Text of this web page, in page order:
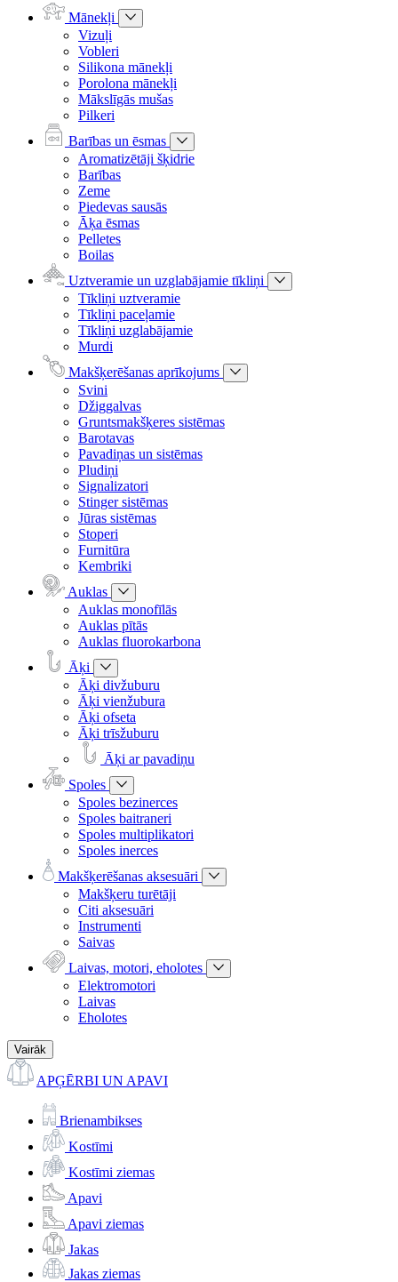
Mānekļi
Vizuļi
Vobleri
Silikona mānekļi
Porolona mānekļi
Mākslīgās mušas
Pilkeri
Barības un ēsmas
Aromatizētāji šķidrie
Barības
Zeme
Piedevas sausās
Āķa ēsmas
Pelletes
Boilas
Uztveramie un uzglabājamie tīkliņi
Tīkliņi uztveramie
Tīkliņi paceļamie
Tīkliņi uzglabājamie
Murdi
Makšķerēšanas aprīkojums
Svini
Džiggalvas
Gruntsmakšķeres sistēmas
Barotavas
Pavadiņas un sistēmas
Pludiņi
Signalizatori
Stinger sistēmas
Jūras sistēmas
Stoperi
Furnitūra
Kembriki
Auklas
Auklas monofīlās
Auklas pītās
Auklas fluorokarbona
Āķi
Āķi divžuburu
Āķi vienžubura
Āķi ofseta
Āķi trīsžuburu
Āķi ar pavadiņu
Spoles
Spoles bezinerces
Spoles baitraneri
Spoles multiplikatori
Spoles inerces
Makšķerēšanas aksesuāri
Makšķeru turētāji
Citi aksesuāri
Instrumenti
Saivas
Laivas, motori, eholotes
Elektromotori
Laivas
Eholotes
Vairāk
APĢĒRBI UN APAVI
Brienambikses
Kostīmi
Kostīmi ziemas
Apavi
Apavi ziemas
Jakas
Jakas ziemas